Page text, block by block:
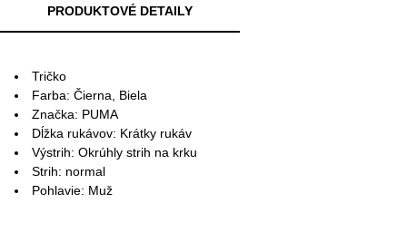
PRODUKTOVÉ DETAILY
Tričko
Farba: Čierna, Biela
Značka: PUMA
Dĺžka rukávov: Krátky rukáv
Výstrih: Okrúhly strih na krku
Strih: normal
Pohlavie: Muž